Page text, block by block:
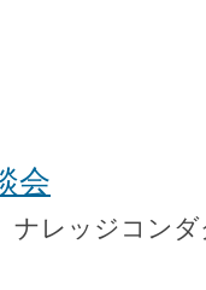
会
ナレッジコン